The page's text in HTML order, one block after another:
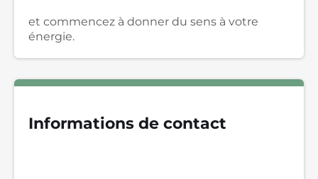
et commencez à donner du sens à votre
énergie.
Informations de contact